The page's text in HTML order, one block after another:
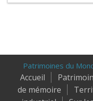
Patrimoines du
Accueil
de mémoire